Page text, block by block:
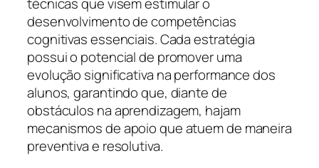
técnicas que visem estimular o
desenvolvimento de competências
cognitivas essenciais. Cada estratégia
possui o potencial de promover uma
evolução significativa na performance dos
alunos, garantindo que, diante de
obstáculos na aprendizagem, hajam
mecanismos de apoio que atuem de maneira
preventiva e resolutiva.